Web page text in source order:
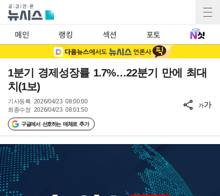
메인 랭킹 섹션 포토
1분기 경제성장률 1.7%…22분기 만에 최대
치(1보)
기사등록 2026/04/23 08:00:00
최종수정 2026/04/23 08:01:50
구글에서 선호하는 매체로 추가
가가